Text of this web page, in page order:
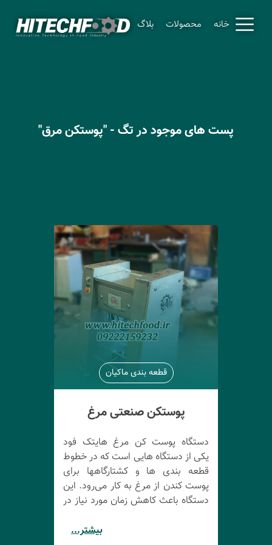
خانه محصولات بلاگ
پست های موجود در تگ - "پوستکن مرق"
قطعه بندی ماکیان
پوستکن صنعتی مرغ
دستگاه پوست کن مرغ هایتک فود
یکی از دستگاه هایی است که در خطوط
قطعه بندی ها و کشتارگاهها برای
پوست کندن از مرغ به کار می‌رود. این
دستگاه باعث کاهش زمان مورد نیاز در
افزایش کیفیت گوشت می‌شود. برخی
بیشتر...